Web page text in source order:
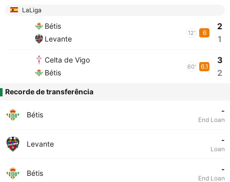
LaLiga
Bétis
Levante
12' 6
2
1
Celta de Vigo
Bétis
60' 6.1
3
2
Recorde de transferência
Bétis -
End Loan
Levante -
Loan
Bétis -
End Loan